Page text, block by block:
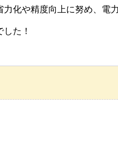
化や精度向上に努め、電
た！